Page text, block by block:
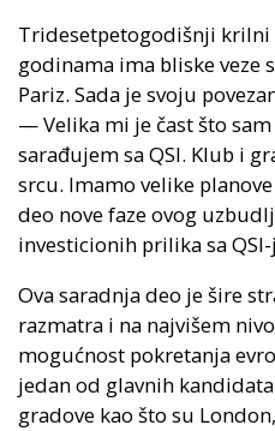
Tridesetpetogodišnji krilni
godinama ima bliske veze
Pariz. Sada je svoju
— Velika mi je čast što
sarađujem sa QSI. Klub i
srcu. Imamo velike
deo nove faze ovog
investicionih prilika sa
Ova saradnja deo je šire
razmatra i na najvišem
mogućnost pokretanja
jedan od glavnih
gradove kao što su